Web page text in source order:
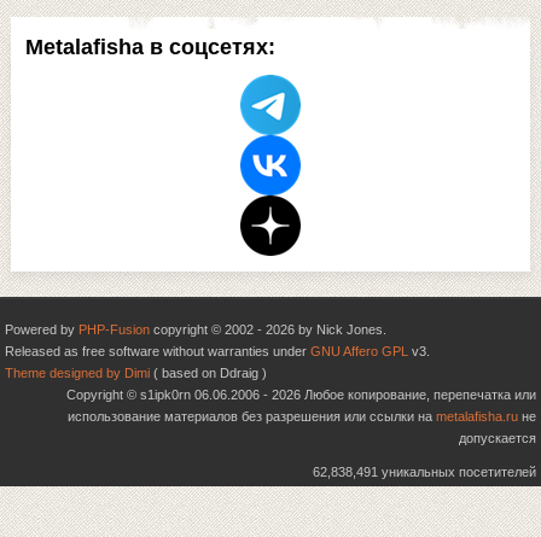
Metalafisha в соцсетях:
Powered by PHP-Fusion copyright © 2002 - 2026 by Nick Jones.
Released as free software without warranties under GNU Affero GPL v3.
Theme designed by Dimi ( based on Ddraig )
Copyright © s1ipk0rn 06.06.2006 - 2026 Любое копирование, перепечатка или
использование материалов без разрешения или ссылки на metalafisha.ru не
допускается
62,838,491 уникальных посетителей